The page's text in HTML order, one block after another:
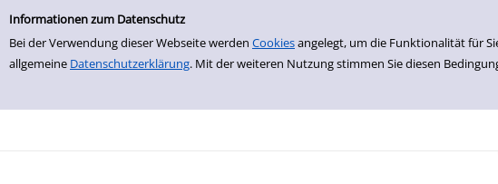
Einfache Suche
Informationen zum Datenschutz
Bei der Verwendung dieser Webseite werden Cookiesangelegt, um die Funktionalität für
allgemeine Datenschutzerklärung. Mit der weiteren Nutzung stimmen Sie diesen
Zur Trefferliste springen